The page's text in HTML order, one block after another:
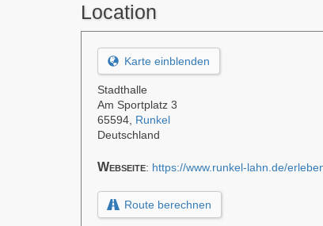
Location
Karte einblenden
Stadthalle
Am Sportplatz 3
65594, Runkel
Deutschland
Webseite: https://www.runkel-lahn.de/
Route berechnen